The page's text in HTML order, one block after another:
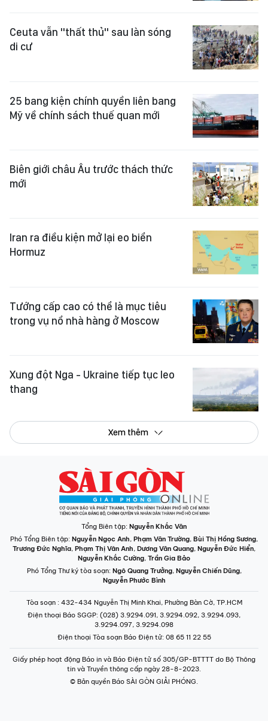
Ceuta vẫn "thất thủ" sau làn sóng
di cư
25 bang kiện chính quyền liên bang
Mỹ về chính sách thuế quan mới
Biên giới châu Âu trước thách thức
mới
Iran ra điều kiện mở lại eo biển
Hormuz
Tướng cấp cao có thể là mục tiêu
trong vụ nổ nhà hàng ở Moscow
Xung đột Nga - Ukraine tiếp tục leo
thang
Xem thêm
Tổng Biên tập: Nguyễn Khắc Văn
Phó Tổng Biên tập: Nguyễn Ngọc Anh, Phạm Văn Trường, Bùi Thị Hồng Sương,
Trương Đức Nghĩa, Phạm Thị Vân Anh, Dương Văn Quang, Nguyễn Đức Hiển,
Nguyễn Khắc Cường, Trần Gia Bảo
Phó Tổng Thư ký tòa soạn: Ngô Quang Trưởng, Nguyễn Chiến Dũng,
Nguyễn Phước Bình
Tòa soạn : 432-434 Nguyễn Thị Minh Khai, Phường Bàn Cờ, TP.HCM
Điện thoại Báo SGGP: (028) 3.9294.091, 3.9294.092, 3.9294.093,
3.9294.097, 3.9294.098
Điện thoại Tòa soạn Báo Điện tử: 08 65 11 22 55
Giấy phép hoạt động Báo in và Báo Điện tử số 305/GP-BTTTT do Bộ Thông
tin và Truyền thông cấp ngày 28-8-2023.
© Bản quyền Báo SÀI GÒN GIẢI PHÓNG.